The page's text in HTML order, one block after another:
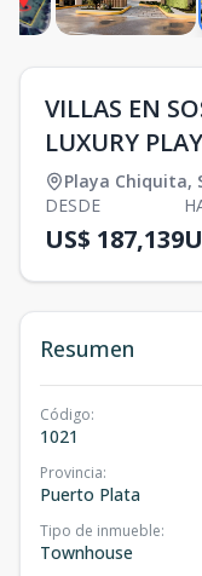
VILLAS EN
LUXURY
Playa Chiquita,
DESDE
US$ 187,139
Resumen
Código:
1021
Provincia:
Puerto Plata
Tipo de inmueble:
Townhouse